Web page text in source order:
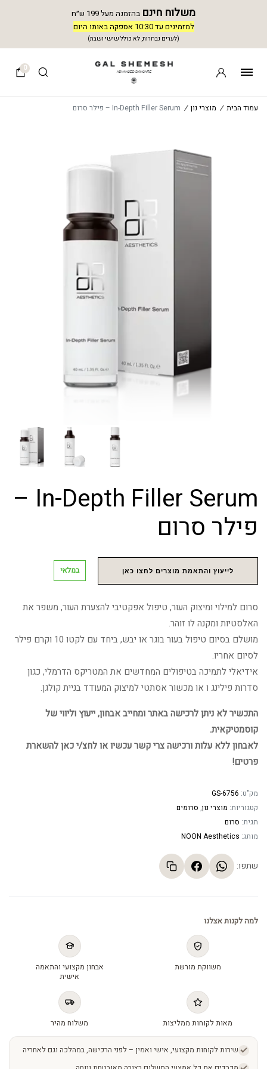
משלוח חינם בהזמנה מעל 199 ש״ח
למזמינים עד 10:30 אספקה באותו היום
(לערים נבחרות, לא כולל שישי ושבת)
0
עמוד הבית / מוצרי נון / In-Depth Filler Serum – פילר סרום
In-Depth Filler Serum –
פילר סרום
לייעוץ והתאמת מוצרים לחצו כאן במלאי
סרום למילוי ומיצוק העור, טיפול אפקטיבי להצערת העור, משפר את
האלסטיות ומקנה לו זוהר.
מושלם בסיום טיפול בעור בוגר או יבש, ביחד עם לקטו 10 וקרם פילר
לסיום אחריו.
אידיאלי לתמיכה בטיפולים המחדשים את המטריקס הדרמלי, כגון
סדרות פילינג ו או מכשור אסתטי למיצוק המעודד בניית קולגן.
התכשיר לא ניתן לרכישה באתר ומחייב אבחון, ייעוץ וליווי של
קוסמטיקאית.
לאבחון ללא עלות ורכישה צרי קשר עכשיו או לחצ/י כאן להשארת
פרטים!
מק"ט: GS-6756
קטגוריות: מוצרי נון, סרומים
תגית: סרום
מותג: NOON Aesthetics
שתפו:
למה לקנות אצלנו
משווקת מורשת
אבחון מקצועי והתאמה
אישית
מאות לקוחות ממליצות משלוח מהיר
שירות לקוחות מקצועי, אישי ואמין – לפני הרכישה, במהלכה וגם לאחריה